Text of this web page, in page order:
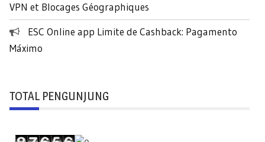
VPN et Blocages Géographiques
ESC Online app Limite de Cashback: Pagamento
Máximo
TOTAL PENGUNJUNG